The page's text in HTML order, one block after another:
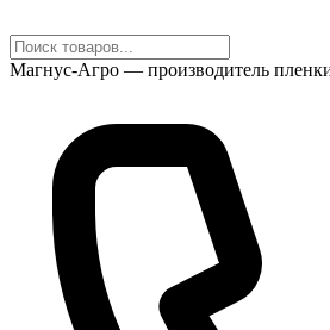
Магнус-Агро — производитель